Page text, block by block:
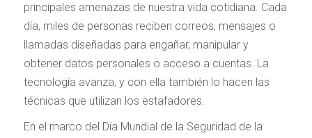
principales amenazas de nuestra vida cotidiana. Cada
día, miles de personas reciben correos, mensajes o
llamadas diseñadas para engañar, manipular y
obtener datos personales o acceso a cuentas. La
tecnología avanza, y con ella también lo hacen las
técnicas que utilizan los estafadores.
En el marco del Día Mundial de la Seguridad de la